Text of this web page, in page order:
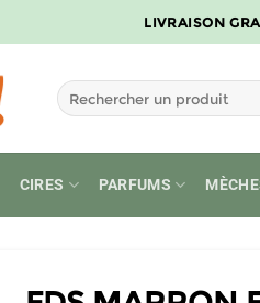
LIVRAISON
Recherche
pour :
CIRES PARFUMS